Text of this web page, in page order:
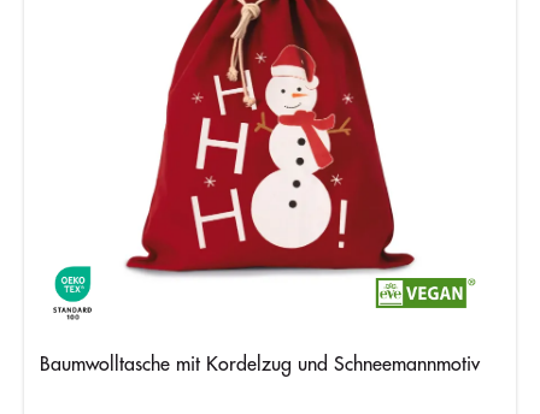
Baumwolltasche mit Kordelzug und Schneemannmotiv